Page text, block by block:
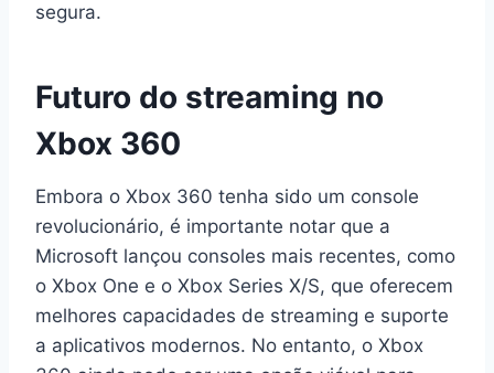
segura.
Futuro do streaming no
Xbox 360
Embora o Xbox 360 tenha sido um console
revolucionário, é importante notar que a
Microsoft lançou consoles mais recentes, como
o Xbox One e o Xbox Series X/S, que oferecem
melhores capacidades de streaming e suporte
a aplicativos modernos. No entanto, o Xbox